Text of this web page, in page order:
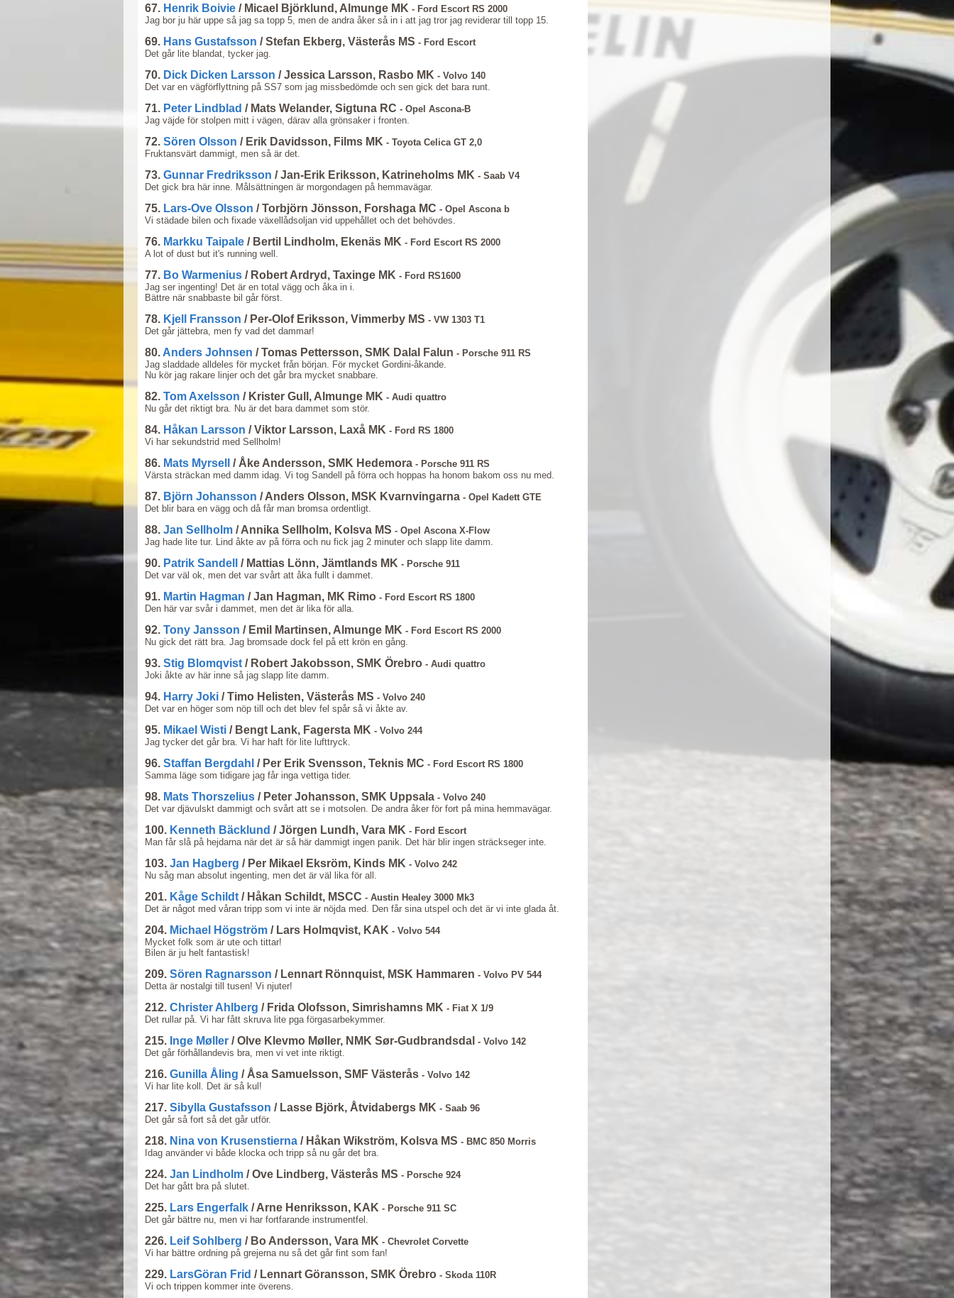
67. Henrik Boivie / Micael Björklund, Almunge MK - Ford Escort RS 2000
Jag bor ju här uppe så jag sa topp 5, men de andra åker så in i att jag tror jag reviderar till topp 15.
69. Hans Gustafsson / Stefan Ekberg, Västerås MS - Ford Escort
Det går lite blandat, tycker jag.
70. Dick Dicken Larsson / Jessica Larsson, Rasbo MK - Volvo 140
Det var en vägförflyttning på SS7 som jag missbedömde och sen gick det bara runt.
71. Peter Lindblad / Mats Welander, Sigtuna RC - Opel Ascona-B
Jag väjde för stolpen mitt i vägen, därav alla grönsaker i fronten.
72. Sören Olsson / Erik Davidsson, Films MK - Toyota Celica GT 2,0
Fruktansvärt dammigt, men så är det.
73. Gunnar Fredriksson / Jan-Erik Eriksson, Katrineholms MK - Saab V4
Det gick bra här inne. Målsättningen är morgondagen på hemmavägar.
75. Lars-Ove Olsson / Torbjörn Jönsson, Forshaga MC - Opel Ascona b
Vi städade bilen och fixade växellådsoljan vid uppehållet och det behövdes.
76. Markku Taipale / Bertil Lindholm, Ekenäs MK - Ford Escort RS 2000
A lot of dust but it's running well.
77. Bo Warmenius / Robert Ardryd, Taxinge MK - Ford RS1600
Jag ser ingenting! Det är en total vägg och åka in i.
Bättre när snabbaste bil går först.
78. Kjell Fransson / Per-Olof Eriksson, Vimmerby MS - VW 1303 T1
Det går jättebra, men fy vad det dammar!
80. Anders Johnsen / Tomas Pettersson, SMK Dalal Falun - Porsche 911 RS
Jag sladdade alldeles för mycket från början. För mycket Gordini-åkande.
Nu kör jag rakare linjer och det går bra mycket snabbare.
82. Tom Axelsson / Krister Gull, Almunge MK - Audi quattro
Nu går det riktigt bra. Nu är det bara dammet som stör.
84. Håkan Larsson / Viktor Larsson, Laxå MK - Ford RS 1800
Vi har sekundstrid med Sellholm!
86. Mats Myrsell / Åke Andersson, SMK Hedemora - Porsche 911 RS
Värsta sträckan med damm idag. Vi tog Sandell på förra och hoppas ha honom bakom oss nu med.
87. Björn Johansson / Anders Olsson, MSK Kvarnvingarna - Opel Kadett GTE
Det blir bara en vägg och då får man bromsa ordentligt.
88. Jan Sellholm / Annika Sellholm, Kolsva MS - Opel Ascona X-Flow
Jag hade lite tur. Lind åkte av på förra och nu fick jag 2 minuter och slapp lite damm.
90. Patrik Sandell / Mattias Lönn, Jämtlands MK - Porsche 911
Det var väl ok, men det var svårt att åka fullt i dammet.
91. Martin Hagman / Jan Hagman, MK Rimo - Ford Escort RS 1800
Den här var svår i dammet, men det är lika för alla.
92. Tony Jansson / Emil Martinsen, Almunge MK - Ford Escort RS 2000
Nu gick det rätt bra. Jag bromsade dock fel på ett krön en gång.
93. Stig Blomqvist / Robert Jakobsson, SMK Örebro - Audi quattro
Joki åkte av här inne så jag slapp lite damm.
94. Harry Joki / Timo Helisten, Västerås MS - Volvo 240
Det var en höger som nöp till och det blev fel spår så vi åkte av.
95. Mikael Wisti / Bengt Lank, Fagersta MK - Volvo 244
Jag tycker det går bra. Vi har haft för lite lufttryck.
96. Staffan Bergdahl / Per Erik Svensson, Teknis MC - Ford Escort RS 1800
Samma läge som tidigare jag får inga vettiga tider.
98. Mats Thorszelius / Peter Johansson, SMK Uppsala - Volvo 240
Det var djävulskt dammigt och svårt att se i motsolen. De andra åker för fort på mina hemmavägar.
100. Kenneth Bäcklund / Jörgen Lundh, Vara MK - Ford Escort
Man får slå på hejdarna när det är så här dammigt ingen panik. Det här blir ingen sträckseger inte.
103. Jan Hagberg / Per Mikael Eksröm, Kinds MK - Volvo 242
Nu såg man absolut ingenting, men det är väl lika för all.
201. Kåge Schildt / Håkan Schildt, MSCC - Austin Healey 3000 Mk3
Det är något med våran tripp som vi inte är nöjda med. Den får sina utspel och det är vi inte glada åt.
204. Michael Högström / Lars Holmqvist, KAK - Volvo 544
Mycket folk som är ute och tittar!
Bilen är ju helt fantastisk!
209. Sören Ragnarsson / Lennart Rönnquist, MSK Hammaren - Volvo PV 544
Detta är nostalgi till tusen! Vi njuter!
212. Christer Ahlberg / Frida Olofsson, Simrishamns MK - Fiat X 1/9
Det rullar på. Vi har fått skruva lite pga förgasarbekymmer.
215. Inge Møller / Olve Klevmo Møller, NMK Sør-Gudbrandsdal - Volvo 142
Det går förhållandevis bra, men vi vet inte riktigt.
216. Gunilla Åling / Åsa Samuelsson, SMF Västerås - Volvo 142
Vi har lite koll. Det är så kul!
217. Sibylla Gustafsson / Lasse Björk, Åtvidabergs MK - Saab 96
Det går så fort så det går utför.
218. Nina von Krusenstierna / Håkan Wikström, Kolsva MS - BMC 850 Morris
Idag använder vi både klocka och tripp så nu går det bra.
224. Jan Lindholm / Ove Lindberg, Västerås MS - Porsche 924
Det har gått bra på slutet.
225. Lars Engerfalk / Arne Henriksson, KAK - Porsche 911 SC
Det går bättre nu, men vi har fortfarande instrumentfel.
226. Leif Sohlberg / Bo Andersson, Vara MK - Chevrolet Corvette
Vi har bättre ordning på grejerna nu så det går fint som fan!
229. LarsGöran Frid / Lennart Göransson, SMK Örebro - Skoda 110R
Vi och trippen kommer inte överens.